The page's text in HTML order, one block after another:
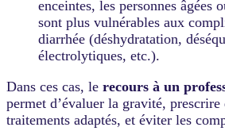
enceintes, les personnes âgées
sont plus vulnérables aux
diarrhée (déshydratation,
électrolytiques, etc.).
Dans ces cas, le recours à un
permet d’évaluer la gravité, prescrire
traitements adaptés, et éviter les